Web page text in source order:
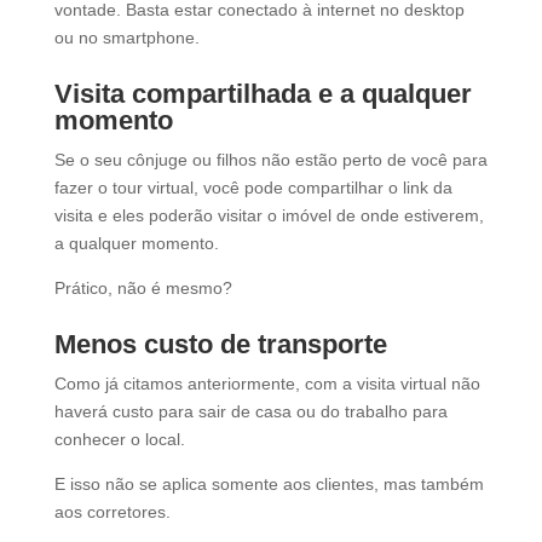
vontade. Basta estar conectado à internet no desktop
ou no smartphone.
Visita compartilhada e a qualquer
momento
Se o seu cônjuge ou filhos não estão perto de você para
fazer o tour virtual, você pode compartilhar o link da
visita e eles poderão visitar o imóvel de onde estiverem,
a qualquer momento.
Prático, não é mesmo?
Menos custo de transporte
Como já citamos anteriormente, com a visita virtual não
haverá custo para sair de casa ou do trabalho para
conhecer o local.
E isso não se aplica somente aos clientes, mas também
aos corretores.